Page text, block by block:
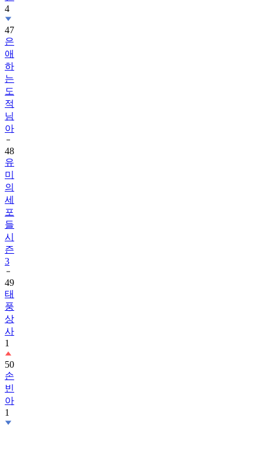
4
47
은
애
하
는
도
적
님
아
48
유
미
의
세
포
들
시
즌
3
49
태
풍
상
사
1
50
손
빈
아
1